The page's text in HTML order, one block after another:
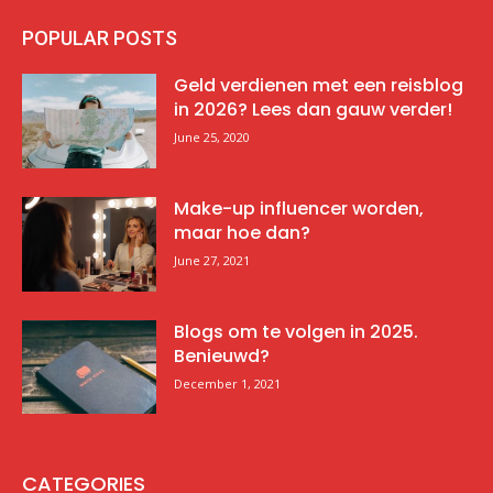
POPULAR POSTS
Geld verdienen met een reisblog
in 2026? Lees dan gauw verder!
June 25, 2020
Make-up influencer worden,
maar hoe dan?
June 27, 2021
Blogs om te volgen in 2025.
Benieuwd?
December 1, 2021
CATEGORIES